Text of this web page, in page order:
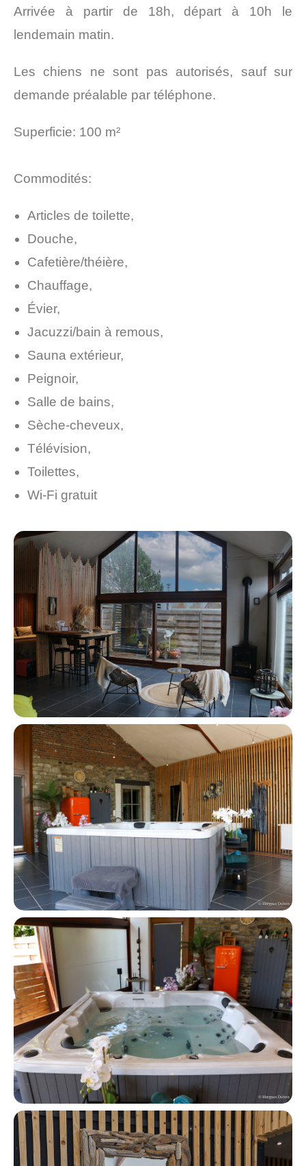
Arrivée à partir de 18h, départ à 10h le
lendemain matin.
Les chiens ne sont pas autorisés, sauf sur
demande préalable par téléphone.
Superficie: 100 m²
Commodités:
Articles de toilette,
Douche,
Cafetière/théière,
Chauffage,
Évier,
Jacuzzi/bain à remous,
Sauna extérieur,
Peignoir,
Salle de bains,
Sèche-cheveux,
Télévision,
Toilettes,
Wi-Fi gratuit